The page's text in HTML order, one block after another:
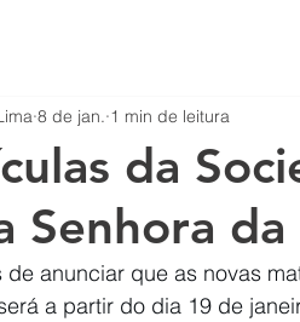
da
Senhora
8 de jan. 1 min de leitura
de anunciar que as novas
a partir do dia 19 de